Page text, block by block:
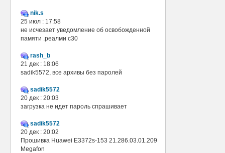
nik.s
25 июл : 17:58
не исчезает уведомление об освобожденной
памяти .реалми с30
rash_b
21 дек : 18:06
sadik5572, все архивы без паролей
sadik5572
20 дек : 20:03
загрузка не идет пароль спрашивает
sadik5572
20 дек : 20:02
Прошивка Huawei E3372s-153 21.286.03.01.209
Megafon